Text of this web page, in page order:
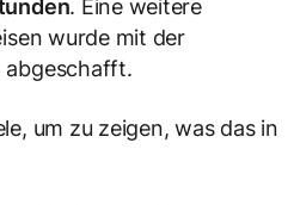
. Eine weitere
wurde mit der
abgeschafft.
um zu zeigen, was das in